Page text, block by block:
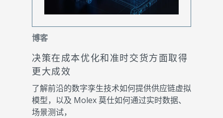
博客
决策在成本优化和准时交货方面取得
更大成效
了解前沿的数字孪生技术如何提供供应链虚拟
模型，以及 Molex 莫仕如何通过实时数据、
场景测试，